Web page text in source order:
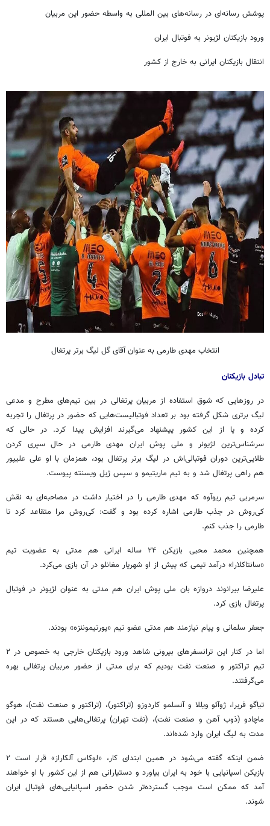
پوشش رسانه‌ای در رسانه‌های بین المللی به واسطه حضور این مربیان
ورود بازیکنان لژیونر به فوتبال ایران
انتقال بازیکنان ایرانی به خارج از کشور
انتخاب مهدی طارمی به عنوان آقای گل لیگ برتر پرتغال
تبادل بازیکنان
در روزهایی که شوق استفاده از مربیان پرتغالی در بین تیم‌های مطرح و مدعی
لیگ برتری شکل گرفته بود بر تعداد فوتبالیست‌هایی که حضور در پرتغال را تجربه
کرده و یا از این کشور پیشنهاد می‌گیرند افزایش پیدا کرد. در حالی که
سرشناس‌ترین لژیونر و ملی پوش ایران مهدی طارمی در حال سپری کردن
طلایی‌ترین دوران فوتبالی‌اش در لیگ برتر پرتغال بود، همزمان با او علی علیپور
هم راهی پرتغال شد و به تیم ماریتیمو و سپس ژیل ویسنته پیوست.
سرمربی تیم ریوآوه که مهدی طارمی را در اختیار داشت در مصاحبه‌ای به نقش
کی‌روش در جذب طارمی اشاره کرده بود و گفت: کی‌روش مرا متقاعد کرد تا
طارمی را جذب کنم.
همچنین محمد محبی بازیکن ۲۴ ساله ایرانی هم مدتی به عضویت تیم
«سانتاکلارا» درآمد تیمی که پیش از او شهریار مغانلو در آن بازی می‌کرد.
علیرضا بیرانوند دروازه بان ملی پوش ایران هم مدتی به عنوان لژیونر در فوتبال
پرتغال بازی کرد.
جعفر سلمانی و پیام نیازمند هم مدتی عضو تیم «پورتیموننزه» بودند.
اما در کنار این ترانسفرهای بیرونی شاهد ورود بازیکنان خارجی به خصوص در ۲
تیم تراکتور و صنعت نفت بودیم که برای مدتی از حضور مربیان پرتغالی بهره
می‌گرفتند.
تیاگو فریرا، ژوآئو ویللا و آنسلمو کاردوزو (تراکتور)، (تراکتور و صنعت نفت)، هوگو
ماچادو (ذوب آهن و صنعت نفت)، (نفت تهران) پرتغالی‌هایی هستند که در این
مدت به لیگ ایران وارد شده‌اند.
ضمن اینکه گفته می‌شود در همین ابتدای کار، «لوکاس آلکاراز» قرار است ۲
بازیکن اسپانیایی با خود به ایران بیاورد و دستیارانی هم از این کشور با او خواهند
آمد که ممکن است موجب گسترده‌تر شدن حضور اسپانیایی‌های فوتبال ایران
شوند.